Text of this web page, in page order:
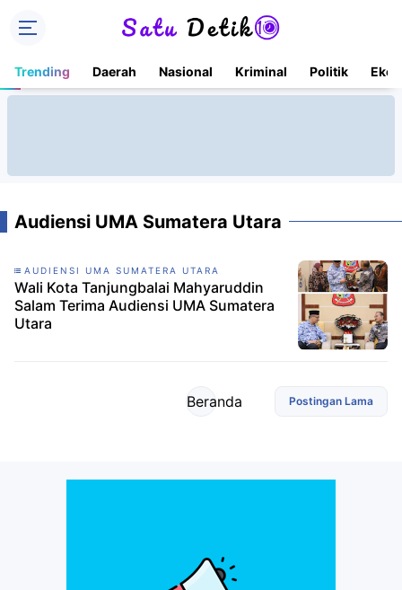
Trending Daerah Nasional Kriminal Politik
Audiensi UMA Sumatera Utara
AUDIENSI UMA SUMATERA UTARA
Wali Kota Tanjungbalai Mahyaruddin
Salam Terima Audiensi UMA Sumatera
Utara
Postingan Lama
Beranda